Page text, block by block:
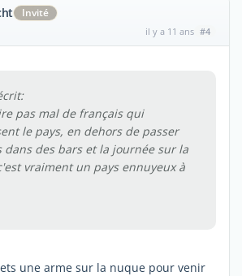
Invité
il y a 11 ans #4
pas mal de français qui
le pays, en dehors de passer
dans des bars et la journée sur la
vraiment un pays ennuyeux à
une arme sur la nuque pour venir